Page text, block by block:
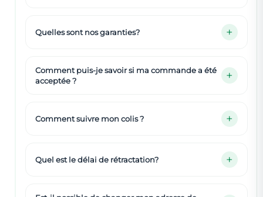
Quelles sont nos garanties?
Comment puis-je savoir si ma commande a été
acceptée ?
Comment suivre mon colis ?
Quel est le délai de rétractation?